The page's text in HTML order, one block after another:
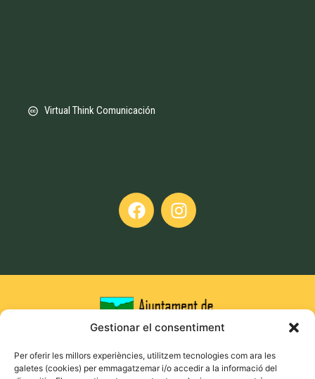
Gestionar el consentiment
Per oferir les millors experiències, utilitzem tecnologies com ara les
galetes (cookies) per emmagatzemar i/o accedir a la informació del
Virtual Think Comunicación